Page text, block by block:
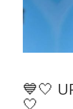
💙🤍
🤍